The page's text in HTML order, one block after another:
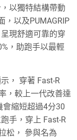
以獨特結構帶動
，以及PUMAGRIP
現舒適可靠的穿
，助跑手以最輕
， 穿著 Fast-R
，較上一代改善達
會縮短超過4分30
手，穿上 Fast-R
松， 參與名為